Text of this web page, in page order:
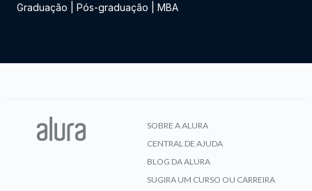
Graduação Pós-graduação MBA
SOBRE A ALURA
CENTRAL DE AJUDA
BLOG DA ALURA
SUGIRA UM CURSO OU CARREIRA